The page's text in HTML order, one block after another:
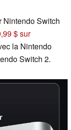
Nintendo Switch
$ sur
la Nintendo
Switch 2.